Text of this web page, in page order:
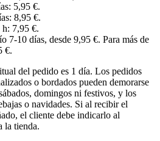
5,95 €.
8,95 €.
7,95 €.
7-10 días, desde 9,95 €. Para más de
€.
del pedido es 1 día. Los pedidos
o bordados pueden demorarse
domingos ni festivos, y los
o navidades. Si al recibir el
el cliente debe indicarlo al
la tienda.